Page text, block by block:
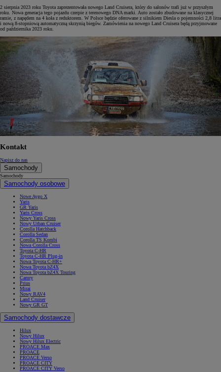
2 sierpnia 2023 roku Toyota zaprezentowała nowego Land Cruisera, który do salonów trafi już w przyszłym
roku. Nowa generacja tego pojazdu czerpie z terenowego DNA marki. Auto zostało zbudowane na klasycznej
ramie, z napędem na 4 koła z reduktorem. W Polsce będzie oferowane z silnikiem Diesla o pojemności 2,8 litra
i nową 8-stopniową automatyczną skrzynią biegów. Zamówienia na nowego Land Cruisera będą przyjmowane
od października 2023 roku.
Kontakt
Napisz do nas
Samochody
Samochody
Samochody osobowe
Nowe Aygo X
Yaris
GR Yaris
Yaris Cross
Nowy Yaris Cross
Nowy Urban Cruiser
Corolla Hatchback
Corolla Sedan
Corolla TS Kombi
Nowa Corolla Cross
Toyota C-HR
Toyota C-HR Plug-in
Nowa Toyota C-HR+
Nowa Toyota bZ4X
Nowa Toyota bZ4X Touring
Camry
Prius
Mirai
Nowy RAV4
Land Cruiser
Nowy GR GT
Samochody dostawcze
Hilux
Nowy Hilux
Nowy Hilux Electric
PROACE Max
PROACE
PROACE Verso
PROACE CITY
PROACE CITY Verso